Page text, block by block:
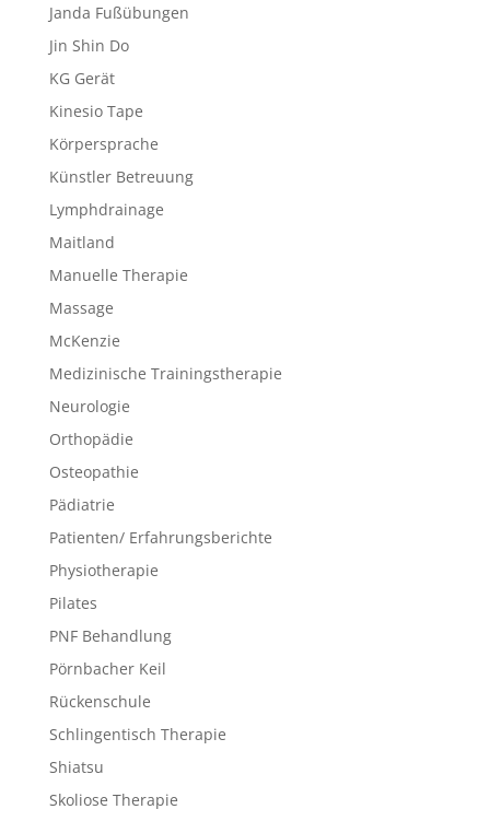
Janda Fußübungen
Jin Shin Do
KG Gerät
Kinesio Tape
Körpersprache
Künstler Betreuung
Lymphdrainage
Maitland
Manuelle Therapie
Massage
McKenzie
Medizinische Trainingstherapie
Neurologie
Orthopädie
Osteopathie
Pädiatrie
Patienten/ Erfahrungsberichte
Physiotherapie
Pilates
PNF Behandlung
Pörnbacher Keil
Rückenschule
Schlingentisch Therapie
Shiatsu
Skoliose Therapie